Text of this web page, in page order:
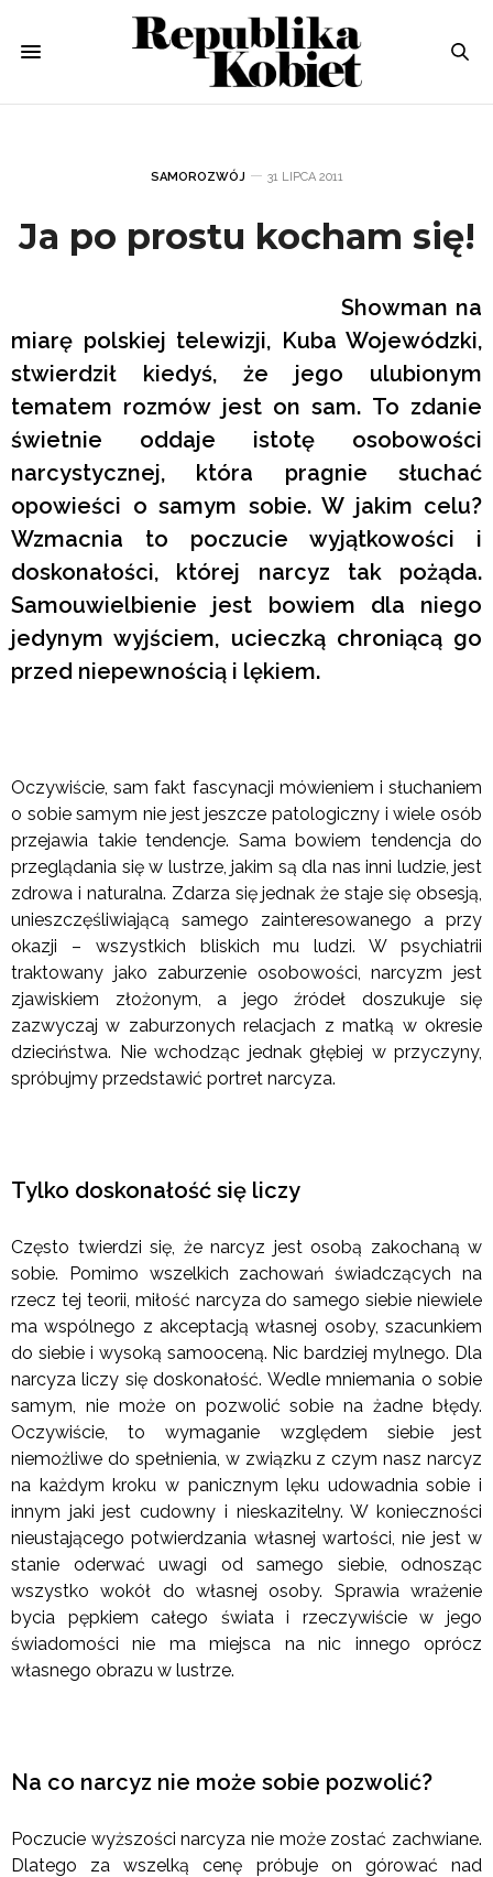
SAMOROZWÓJ 31 LIPCA 2011
Ja po prostu kocham się!
Showman na
miarę polskiej telewizji, Kuba Wojewódzki,
stwierdził kiedyś, że jego ulubionym
tematem rozmów jest on sam. To zdanie
świetnie oddaje istotę osobowości
narcystycznej, która pragnie słuchać
opowieści o samym sobie. W jakim celu?
Wzmacnia to poczucie wyjątkowości i
doskonałości, której narcyz tak pożąda.
Samouwielbienie jest bowiem dla niego
jedynym wyjściem, ucieczką chroniącą go
przed niepewnością i lękiem.
Oczywiście, sam fakt fascynacji mówieniem i słuchaniem
o sobie samym nie jest jeszcze patologiczny i wiele osób
przejawia takie tendencje. Sama bowiem tendencja do
przeglądania się w lustrze, jakim są dla nas inni ludzie, jest
zdrowa i naturalna. Zdarza się jednak że staje się obsesją,
unieszczęśliwiającą samego zainteresowanego a przy
okazji – wszystkich bliskich mu ludzi. W psychiatrii
traktowany jako zaburzenie osobowości, narcyzm jest
zjawiskiem złożonym, a jego źródeł doszukuje się
zazwyczaj w zaburzonych relacjach z matką w okresie
dzieciństwa. Nie wchodząc jednak głębiej w przyczyny,
spróbujmy przedstawić portret narcyza.
Tylko doskonałość się liczy
Często twierdzi się, że narcyz jest osobą zakochaną w
sobie. Pomimo wszelkich zachowań świadczących na
rzecz tej teorii, miłość narcyza do samego siebie niewiele
ma wspólnego z akceptacją własnej osoby, szacunkiem
do siebie i wysoką samooceną. Nic bardziej mylnego. Dla
narcyza liczy się doskonałość. Wedle mniemania o sobie
samym, nie może on pozwolić sobie na żadne błędy.
Oczywiście, to wymaganie względem siebie jest
niemożliwe do spełnienia, w związku z czym nasz narcyz
na każdym kroku w panicznym lęku udowadnia sobie i
innym jaki jest cudowny i nieskazitelny. W konieczności
nieustającego potwierdzania własnej wartości, nie jest w
stanie oderwać uwagi od samego siebie, odnosząc
wszystko wokół do własnej osoby. Sprawia wrażenie
bycia pępkiem całego świata i rzeczywiście w jego
świadomości nie ma miejsca na nic innego oprócz
własnego obrazu w lustrze.
Na co narcyz nie może sobie pozwolić?
Poczucie wyższości narcyza nie może zostać zachwiane.
Dlatego za wszelką cenę próbuje on górować nad